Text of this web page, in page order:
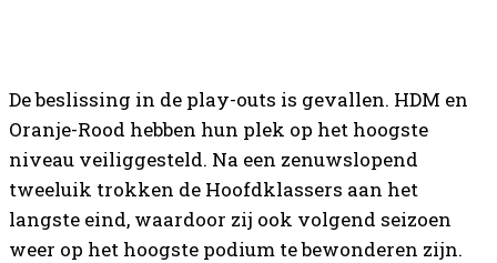
De beslissing in de play-outs is gevallen. HDM en
Oranje-Rood hebben hun plek op het hoogste
niveau veiliggesteld. Na een zenuwslopend
tweeluik trokken de Hoofdklassers aan het
langste eind, waardoor zij ook volgend seizoen
weer op het hoogste podium te bewonderen zijn.